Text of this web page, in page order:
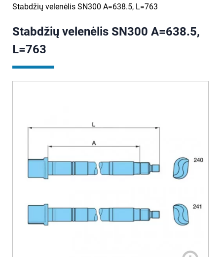
Stabdžių velenėlis SN300 A=638.5, L=763
Stabdžių velenėlis SN300 A=638.5,
L=763